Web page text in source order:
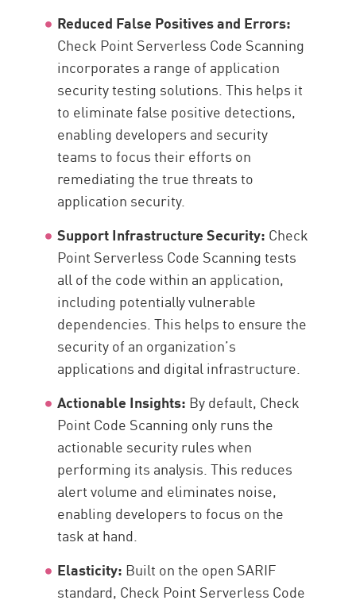
Reduced False Positives and Errors:
Check Point Serverless Code Scanning
incorporates a range of application
security testing solutions. This helps it
to eliminate false positive detections,
enabling developers and security
teams to focus their efforts on
remediating the true threats to
application security.
Support Infrastructure Security: Check
Point Serverless Code Scanning tests
all of the code within an application,
including potentially vulnerable
dependencies. This helps to ensure the
security of an organization’s
applications and digital infrastructure.
Actionable Insights: By default, Check
Point Code Scanning only runs the
actionable security rules when
performing its analysis. This reduces
alert volume and eliminates noise,
enabling developers to focus on the
task at hand.
Elasticity: Built on the open SARIF
standard, Check Point Serverless Code